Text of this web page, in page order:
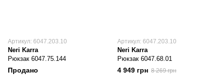
Артикул: 6047.203.10
Neri Karra
Рюкзак 6047.75.144
Продано
Артикул: 6047.203.10
Neri Karra
Рюкзак 6047.68.01
4 949 грн 8 269 грн